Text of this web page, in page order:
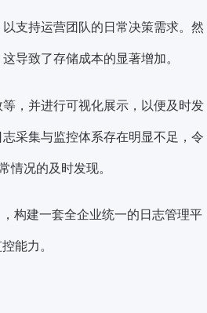
支持运营团队的日常决策需求。然
导致了存储成本的显著增加。
，并进行可视化展示，以便及时发
采集与监控体系存在明显不足，令
情况的及时发现。
构建一套全企业统一的日志管理平
能力。